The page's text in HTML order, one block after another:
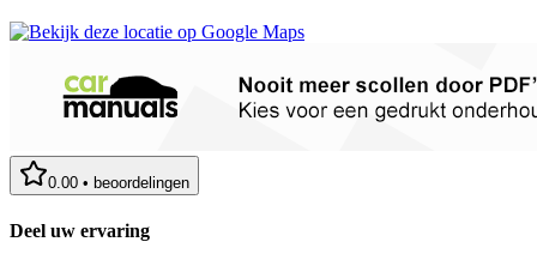
0.00 • beoordelingen
Deel uw ervaring